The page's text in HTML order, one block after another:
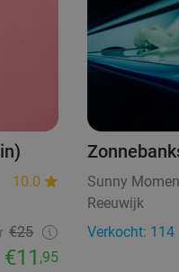
10.0
€25
€11,95
Sunny
Reeuwijk
Verkocht: 114